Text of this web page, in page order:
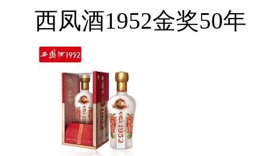
西凤酒1952金奖50年